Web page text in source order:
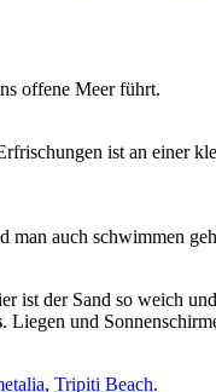
offene Meer führt.
ist an einer
man auch schwimmen
ist der Sand so weich
. Liegen und
, Tripiti Beach.